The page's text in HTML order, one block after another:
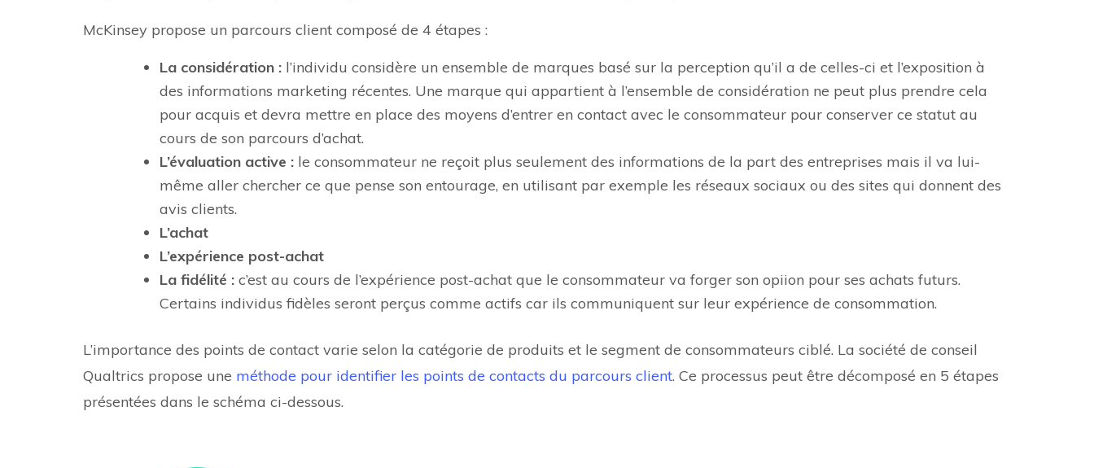
McKinsey propose un parcours client composé de 4 étapes :
La considération : l’individu considère un ensemble de marques basé sur la perception qu’il a de celles-ci et l’exposition à
des informations marketing récentes. Une marque qui appartient à l’ensemble de considération ne peut plus prendre cela
pour acquis et devra mettre en place des moyens d’entrer en contact avec le consommateur pour conserver ce statut au
cours de son parcours d’achat.
L’évaluation active : le consommateur ne reçoit plus seulement des informations de la part des entreprises mais il va lui-
même aller chercher ce que pense son entourage, en utilisant par exemple les réseaux sociaux ou des sites qui donnent des
avis clients.
L’achat
L’expérience post-achat
La fidélité : c’est au cours de l’expérience post-achat que le consommateur va forger son opiion pour ses achats futurs.
Certains individus fidèles seront perçus comme actifs car ils communiquent sur leur expérience de consommation.
L’importance des points de contact varie selon la catégorie de produits et le segment de consommateurs ciblé. La société de conseil
Qualtrics propose une méthode pour identifier les points de contacts du parcours client. Ce processus peut être décomposé en 5 étapes
présentées dans le schéma ci-dessous.